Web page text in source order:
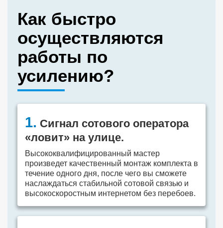
Как быстро
осуществляются
работы по
усилению?
1. Сигнал сотового оператора
«ловит» на улице.
Высококвалифицированный мастер
произведет качественный монтаж комплекта в
течение одного дня, после чего вы сможете
наслаждаться стабильной сотовой связью и
высокоскоростным интернетом без перебоев.